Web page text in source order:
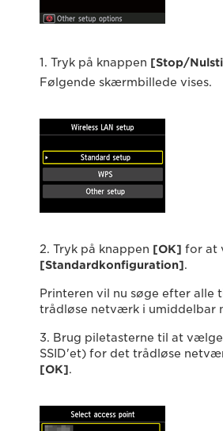
1. Tryk på knappen [Stop/
Følgende skærmbillede vises.
2. Tryk på knappen [OK] for at
[Standardkonfiguration].
Printeren vil nu søge efter alle
trådløse netværk i umiddelbar
3. Brug piletasterne til at
SSID'et) for det trådløse
[OK].